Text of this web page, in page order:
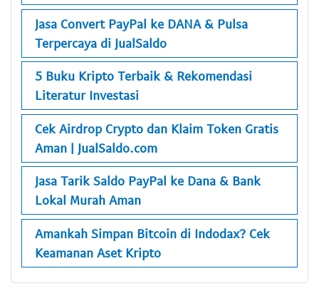
Jasa Convert PayPal ke DANA & Pulsa
Terpercaya di JualSaldo
5 Buku Kripto Terbaik & Rekomendasi
Literatur Investasi
Cek Airdrop Crypto dan Klaim Token Gratis
Aman | JualSaldo.com
Jasa Tarik Saldo PayPal ke Dana & Bank
Lokal Murah Aman
Amankah Simpan Bitcoin di Indodax? Cek
Keamanan Aset Kripto